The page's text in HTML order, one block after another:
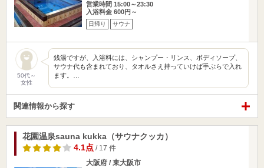
営業時間 15:00～23:30
入浴料金 600円～
日帰り サウナ
50代～
女性
銭湯ですが、入浴料には、シャンプー・リンス、ボディソープ、
サウナ代も含まれており、タオルさえ持っていけば手ぶらで入れ
ます。…
関連情報から探す
花園温泉sauna kukka（サウナクッカ）
4.1点 / 17 件
大阪府 / 東大阪市